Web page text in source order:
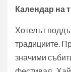
Календар на
Хотелът
традициите.
значими